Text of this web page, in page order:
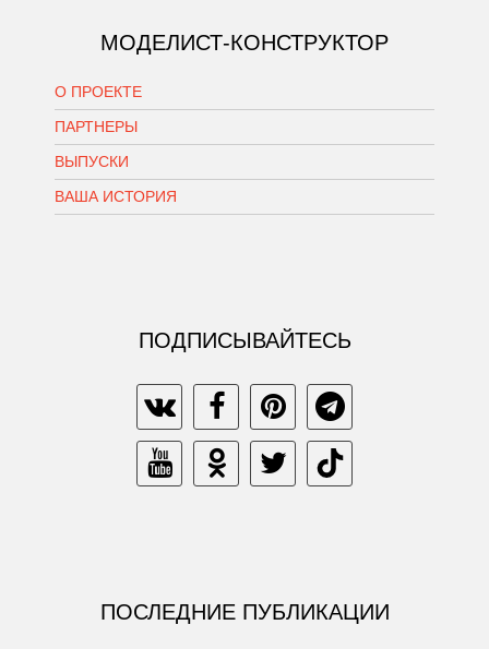
МОДЕЛИСТ-КОНСТРУКТОР
О ПРОЕКТЕ
ПАРТНЕРЫ
ВЫПУСКИ
ВАША ИСТОРИЯ
ПОДПИСЫВАЙТЕСЬ
ПОСЛЕДНИЕ ПУБЛИКАЦИИ